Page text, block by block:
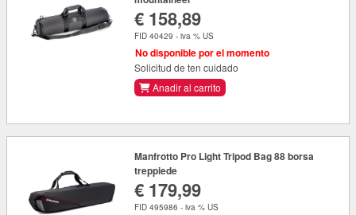
€ 158,89
FID 40429 - iva % US
No disponible por el momento
Solicitud de ten cuidado
Anadir al carrito
Manfrotto Pro Light Tripod Bag 88 borsa
treppiede
€ 179,99
FID 495986 - iva % US